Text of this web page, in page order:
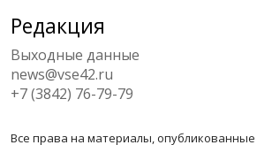
Редакция
Выходные данные
news@vse42.ru
+7 (3842) 76-79-79
Все права на материалы, опубликованные